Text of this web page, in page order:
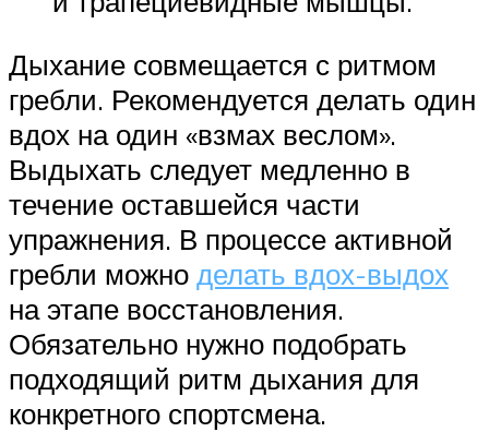
Дыхание совмещается с ритмом
гребли. Рекомендуется делать один
вдох на один «взмах веслом».
Выдыхать следует медленно в
течение оставшейся части
упражнения. В процессе активной
гребли можно делать вдох-выдох
на этапе восстановления.
Обязательно нужно подобрать
подходящий ритм дыхания для
конкретного спортсмена.